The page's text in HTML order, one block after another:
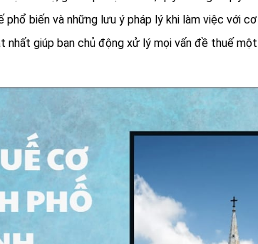
phổ biến và những lưu ý pháp lý khi làm việc với
nhất giúp bạn chủ động xử lý mọi vấn đề thuế